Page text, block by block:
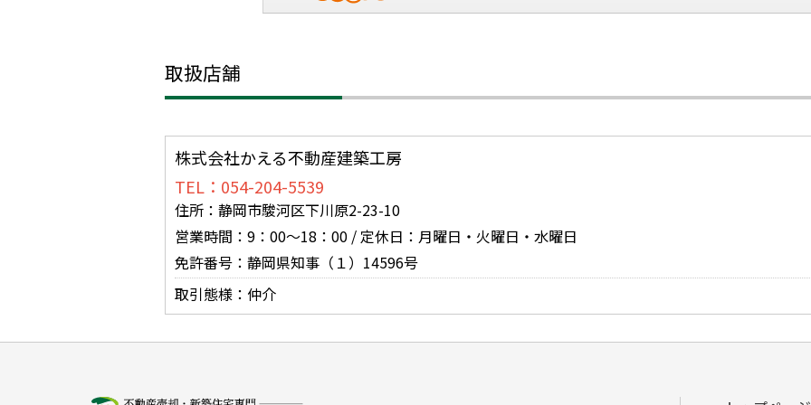
お問い合
取扱店舗
株式会社かえる不動産建築工房
TEL：054-204-5539
住所：静岡市駿河区下川原2-23-10
営業時間：9：00～18：00 / 定休日：月曜日・火曜日・水曜日
免許番号：静岡県知事（１）14596号
取引態様：仲介